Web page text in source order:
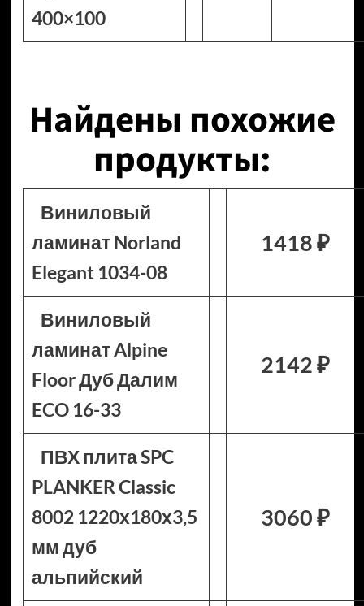
400×100
Найдены похожие
продукты:
Виниловый
ламинат Norland
Elegant 1034-08
1418 ₽
Виниловый
ламинат Alpine
Floor Дуб Далим
ECO 16-33
2142 ₽
ПВХ плита SPC
PLANKER Classic
8002 1220х180х3,5
мм дуб
альпийский
3060 ₽